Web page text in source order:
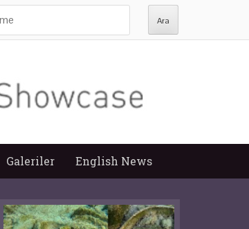
Galeriler English News